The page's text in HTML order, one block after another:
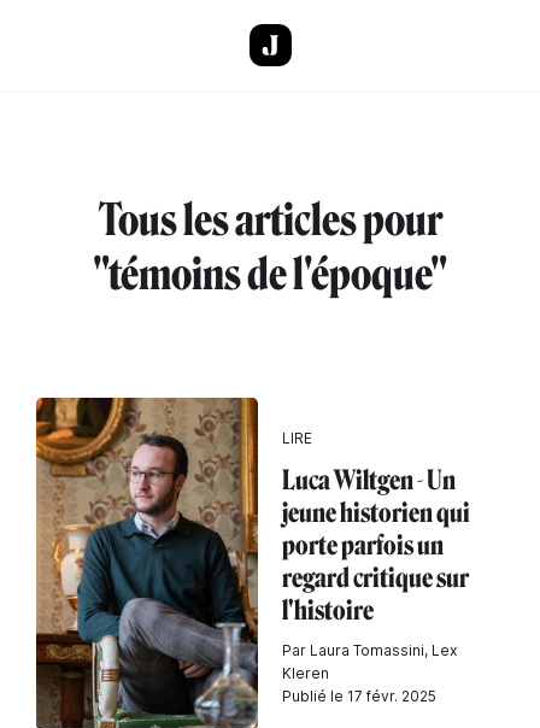
Tous les articles pour
"témoins de l'époque"
LIRE
Luca Wiltgen - Un
jeune historien qui
porte parfois un
regard critique sur
l'histoire
Par Laura Tomassini, Lex
Kleren
Publié le 17 févr. 2025